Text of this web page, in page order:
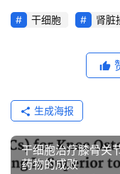
干细胞 肾脏
生成海报
干细胞治疗膝骨关
药物的成败